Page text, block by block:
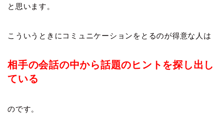
と思います。
こういうときにコミュニケーションをとるのが得意な人は
相手の会話の中から話題のヒントを探し出し
ている
のです。